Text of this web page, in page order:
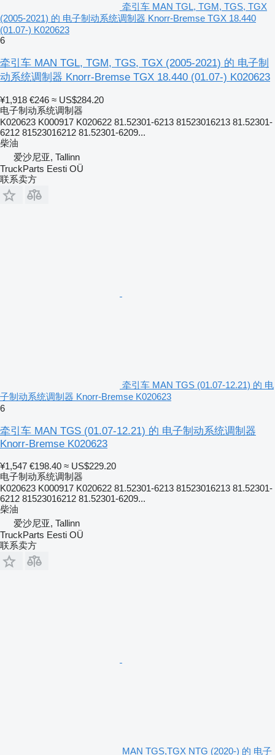
牵引车 MAN TGL, TGM, TGS, TGX
(2005-2021) 的 电子制动系统调制器 Knorr-Bremse TGX 18.440
(01.07-) K020623
6
牵引车 MAN TGL, TGM, TGS, TGX (2005-2021) 的 电子制
动系统调制器 Knorr-Bremse TGX 18.440 (01.07-) K020623
¥1,918 €246 ≈ US$284.20
电子制动系统调制器
K020623 K000917 K020622 81.52301-6213 81523016213 81.52301-
6212 81523016212 81.52301-6209...
柴油
爱沙尼亚, Tallinn
TruckParts Eesti OÜ
联系卖方
牵引车 MAN TGS (01.07-12.21) 的 电
子制动系统调制器 Knorr-Bremse K020623
6
牵引车 MAN TGS (01.07-12.21) 的 电子制动系统调制器
Knorr-Bremse K020623
¥1,547 €198.40 ≈ US$229.20
电子制动系统调制器
K020623 K000917 K020622 81.52301-6213 81523016213 81.52301-
6212 81523016212 81.52301-6209...
柴油
爱沙尼亚, Tallinn
TruckParts Eesti OÜ
联系卖方
MAN TGS,TGX NTG (2020-) 的 电子